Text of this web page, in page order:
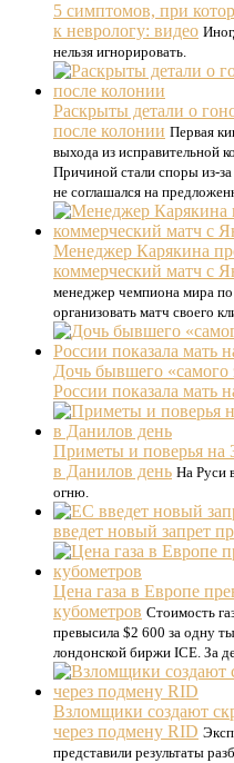
5 симптомов, при
к неврологу: видео
нельзя игнорировать.
Раскрыты детали о
после колонии Первая
выхода из исправительной
Причиной стали споры из-за
не соглашался на
Менеджер Карякина
коммерческий матч с
менеджер чемпиона мира
организовать матч своего
Дочь бывшего «самого
России показала мать
Приметы и поверья на
в Данилов день На Руси
огню.
введет новый запрет
Цена газа в Европе
кубометров Стоимость
превысила $2 600 за одну
лондонской биржи ICE. За
Взломщики создают
через подмену RID
представили результаты